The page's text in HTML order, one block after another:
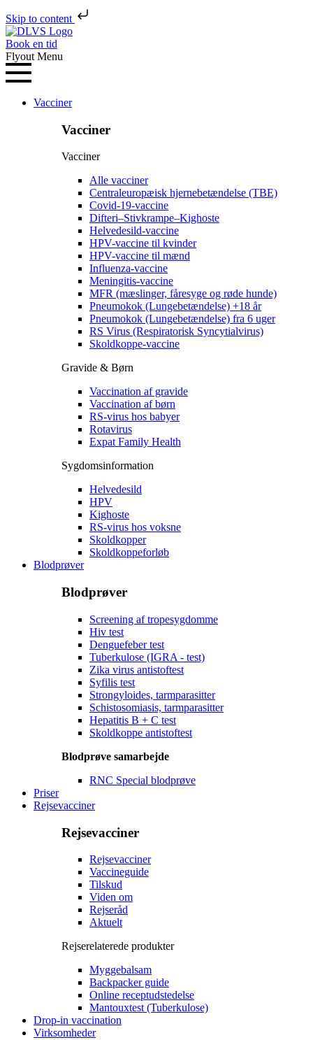
Skip to content
Book en tid
Flyout Menu
Vacciner
Vacciner
Vacciner
Alle vacciner
Centraleuropæisk hjernebetændelse (TBE)
Covid-19-vaccine
Difteri–Stivkrampe–Kighoste
Helvedesild-vaccine
HPV-vaccine til kvinder
HPV-vaccine til mænd
Influenza-vaccine
Meningitis-vaccine
MFR (mæslinger, fåresyge og røde hunde)
Pneumokok (Lungebetændelse) +18 år
Pneumokok (Lungebetændelse) fra 6 uger
RS Virus (Respiratorisk Syncytialvirus)
Skoldkoppe-vaccine
Gravide & Børn
Vaccination af gravide
Vaccination af børn
RS-virus hos babyer
Rotavirus
Expat Family Health
Sygdomsinformation
Helvedesild
HPV
Kighoste
RS-virus hos voksne
Skoldkopper
Skoldkoppeforløb
Blodprøver
Blodprøver
Screening af tropesygdomme
Hiv test
Denguefeber test
Tuberkulose (IGRA - test)
Zika virus antistoftest
Syfilis test
Strongyloides, tarmparasitter
Schistosomiasis, tarmparasitter
Hepatitis B + C test
Skoldkoppe antistoftest
Blodprøve samarbejde
RNC Special blodprøve
Priser
Rejsevacciner
Rejsevacciner
Rejsevacciner
Vaccineguide
Tilskud
Viden om
Rejseråd
Aktuelt
Rejserelaterede produkter
Myggebalsam
Backpacker guide
Online receptudstedelse
Mantouxtest (Tuberkulose)
Drop-in vaccination
Virksomheder